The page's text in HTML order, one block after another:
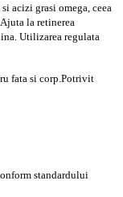
acizi grasi omega, ceea
la retinerea
Utilizarea regulata
fata si corp. Potrivit
standardului